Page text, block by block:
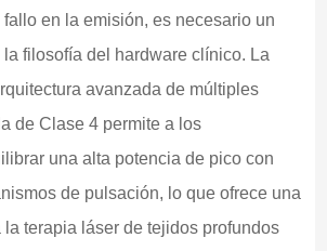
fallo en la emisión, es necesario un
filosofía del hardware clínico. La
avanzada de múltiples
de Clase 4 permite a los
una alta potencia de pico con
de pulsación, lo que ofrece una
terapia láser de tejidos profundos